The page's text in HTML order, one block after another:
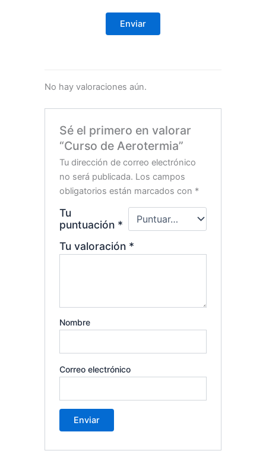
No hay valoraciones aún.
Sé el primero en valorar
“Curso de Aerotermia”
Tu dirección de correo electrónico
no será publicada. Los campos
obligatorios están marcados con *
Tu
puntuación *
Tu valoración *
Nombre
Correo electrónico